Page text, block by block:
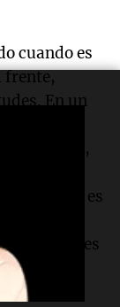
cuando es
frente,
En un
decide
,
en la
riesgos, es
pero
sus amores